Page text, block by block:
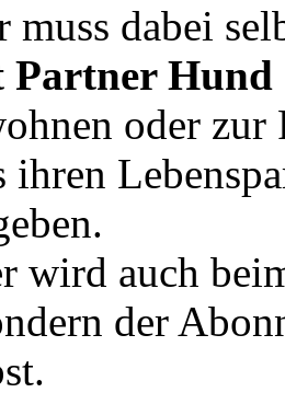
muss dabei
Partner Hund
oder
ihren
wird auch
der